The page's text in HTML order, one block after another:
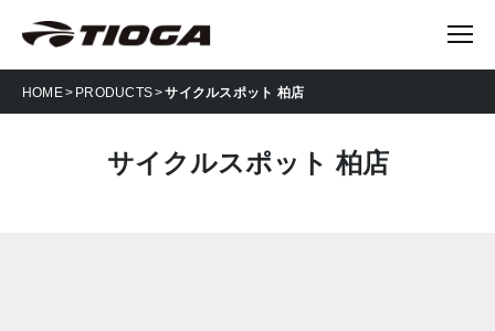
HOME PRODUCTS サイクルスポット 柏店
サイクルスポット 柏店